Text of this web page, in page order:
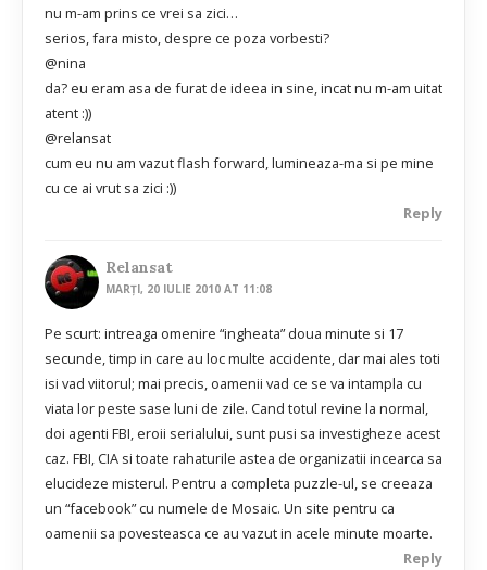
nu m-am prins ce vrei sa zici…
serios, fara misto, despre ce poza vorbesti?
@nina
da? eu eram asa de furat de ideea in sine, incat nu m-am uitat
atent :))
@relansat
cum eu nu am vazut flash forward, lumineaza-ma si pe mine
cu ce ai vrut sa zici :))
Reply
Relansat
MARȚI, 20 IULIE 2010 AT 11:08
Pe scurt: intreaga omenire “ingheata” doua minute si 17
secunde, timp in care au loc multe accidente, dar mai ales toti
isi vad viitorul; mai precis, oamenii vad ce se va intampla cu
viata lor peste sase luni de zile. Cand totul revine la normal,
doi agenti FBI, eroii serialului, sunt pusi sa investigheze acest
caz. FBI, CIA si toate rahaturile astea de organizatii incearca sa
elucideze misterul. Pentru a completa puzzle-ul, se creeaza
un “facebook” cu numele de Mosaic. Un site pentru ca
oamenii sa povesteasca ce au vazut in acele minute moarte.
Reply